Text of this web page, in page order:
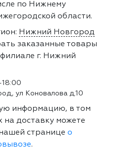
по Нижнему
области.
Нижний Новгород
заказанные товары
г. Нижний
18:00
ул Коновалова д.10
информацию, в том
на доставку можете
странице о
.